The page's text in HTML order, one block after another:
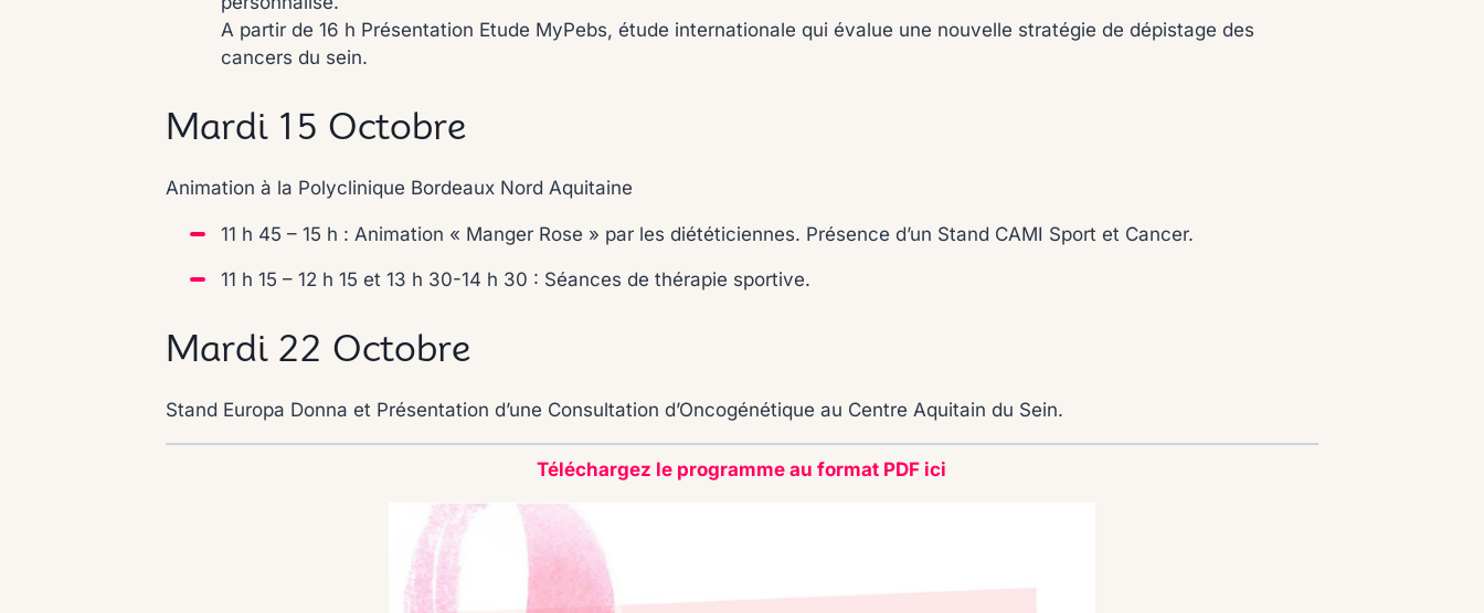
A partir de 16 h Présentation Etude MyPebs, étude internationale qui évalue une nouvelle stratégie de dépistage des
cancers du sein.
Mardi 15 Octobre
Animation à la Polyclinique Bordeaux Nord Aquitaine
11 h 45 – 15 h : Animation « Manger Rose » par les diététiciennes. Présence d’un Stand CAMI Sport et Cancer.
11 h 15 – 12 h 15 et 13 h 30-14 h 30 : Séances de thérapie sportive.
Mardi 22 Octobre
Stand Europa Donna et Présentation d’une Consultation d’Oncogénétique au Centre Aquitain du Sein.
Téléchargez le programme au format PDF ici